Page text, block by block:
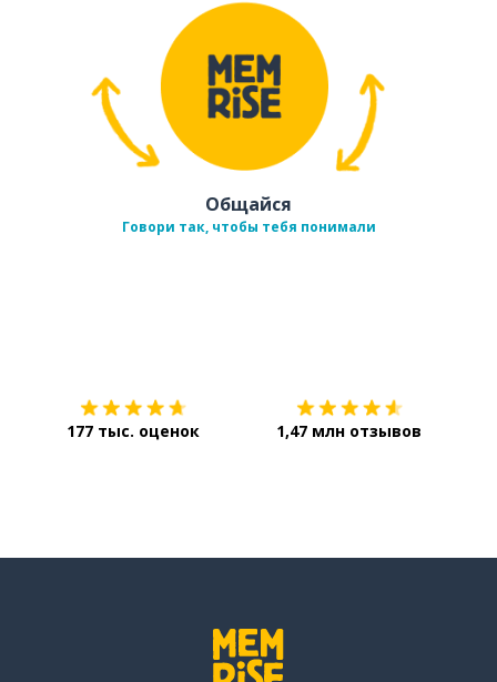
Общайся
Говори так, чтобы тебя понимали
177 тыс. оценок 1,47 млн отзывов